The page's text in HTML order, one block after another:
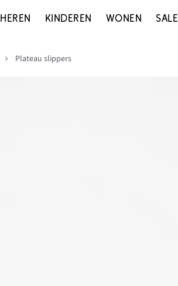
HEREN KINDEREN WONEN SALE
Plateau slippers